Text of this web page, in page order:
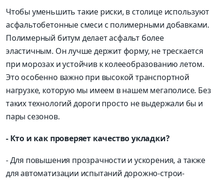
Чтобы уменьшить такие риски, в столице используют
асфальтобетонные смеси с полимерными добавками.
Полимерный битум делает асфальт более
эластичным. Он лучше держит форму, не трескается
при морозах и устойчив к колееобразованию летом.
Это особенно важно при высокой транспортной
нагрузке, которую мы имеем в нашем мегаполисе. Без
таких технологий дороги просто не выдержали бы и
пары сезонов.
- Кто и как проверяет качество укладки?
- Для повышения прозрачности и ускорения, а также
для автоматизации испытаний дорожно-строи-